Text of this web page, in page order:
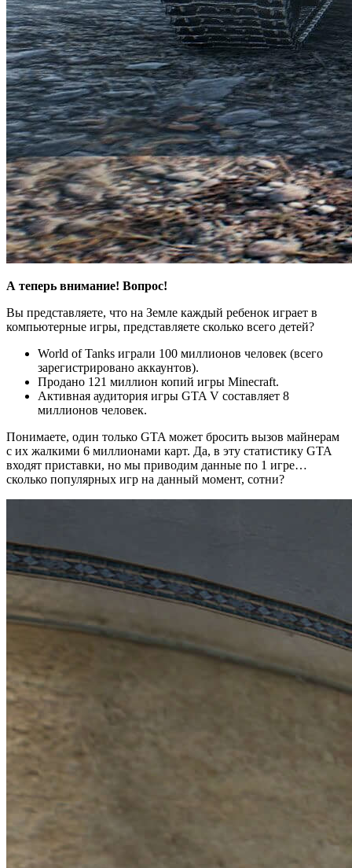
А теперь внимание! Вопрос!
Вы представляете, что на Земле каждый ребенок играет в
компьютерные игры, представляете сколько всего детей?
World of Tanks играли 100 миллионов человек (всего
зарегистрировано аккаунтов).
Продано 121 миллион копий игры Minecraft.
Активная аудитория игры GTA V составляет 8
миллионов человек.
Понимаете, один только GTA может бросить вызов майнерам
с их жалкими 6 миллионами карт. Да, в эту статистику GTA
входят приставки, но мы приводим данные по 1 игре…
сколько популярных игр на данный момент, сотни?